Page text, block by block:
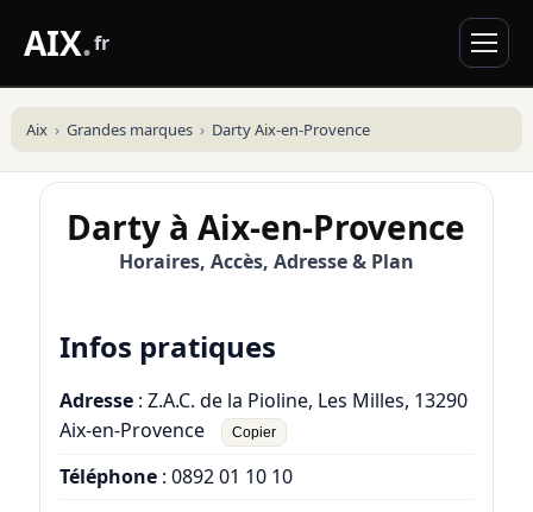
AIX.fr
Aix Grandes marques Darty Aix-en-Provence
Darty à Aix-en-Provence
Horaires, Accès, Adresse & Plan
Infos pratiques
Adresse: Z.A.C. de la Pioline, Les Milles, 13290
Aix-en-Provence
Copier
Téléphone: 0892 01 10 10